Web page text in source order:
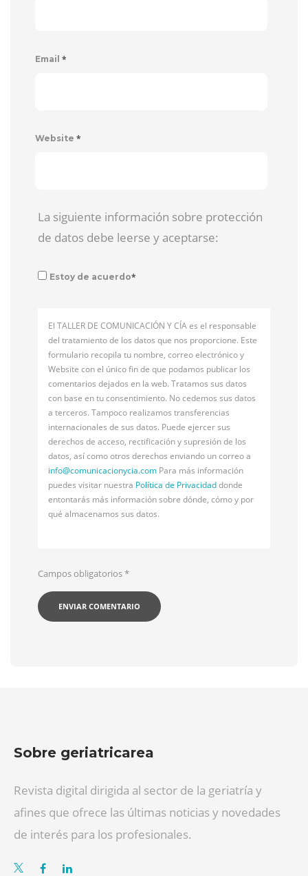
Email *
Website *
La siguiente información sobre protección
de datos debe leerse y aceptarse:
Estoy de acuerdo*
El TALLER DE COMUNICACIÓN Y CÍA es el responsable
del tratamiento de los datos que nos proporcione. Este
formulario recopila tu nombre, correo electrónico y
Website con el único fin de que podamos publicar los
comentarios dejados en la web. Tratamos sus datos
con base en tu consentimiento. No cedemos sus datos
a terceros. Tampoco realizamos transferencias
internacionales de sus datos. Puede ejercer sus
derechos de acceso, rectificación y supresión de los
datos, así como otros derechos enviando un correo a
info@comunicacionycia.com Para más información
puedes visitar nuestra Política de Privacidaddonde
entontarás más información sobre dónde, cómo y por
qué almacenamos sus datos.
Campos obligatorios*
Sobre geriatricarea
Revista digital dirigida al sector de la geriatría y
afines que ofrece las últimas noticias y novedades
de interés para los profesionales.